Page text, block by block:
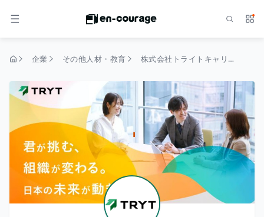
メニュー サ
企業 その他人材・教育 株式会社トライトキャリア